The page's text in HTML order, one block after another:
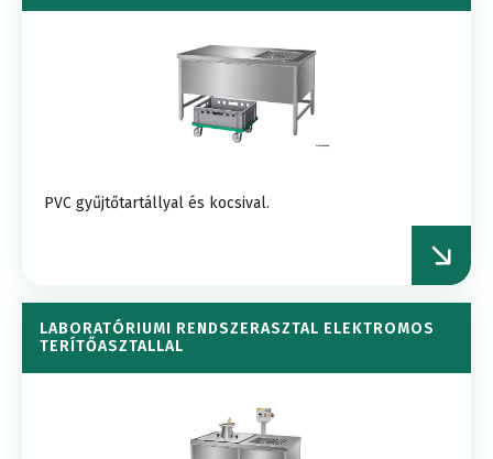
PVC gyűjtőtartállyal és kocsival.
LABORATÓRIUMI RENDSZERASZTAL ELEKTROMOS
TERÍTŐASZTALLAL